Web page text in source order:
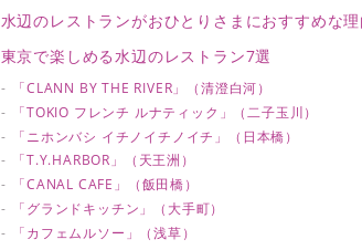
水辺のレストランがおひとりさまにおすすめな理
東京で楽しめる水辺のレストラン7選
「CLANN BY THE RIVER」（清澄白河）
「TOKIO フレンチ ルナティック」（二子玉川）
「ニホンバシ イチノイチノイチ」（日本橋）
「T.Y.HARBOR」（天王洲）
「CANAL CAFE」（飯田橋）
「グランドキッチン」（大手町）
「カフェムルソー」（浅草）